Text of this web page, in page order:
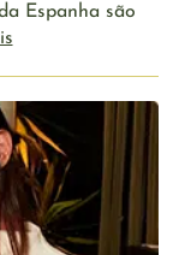
Espanha são